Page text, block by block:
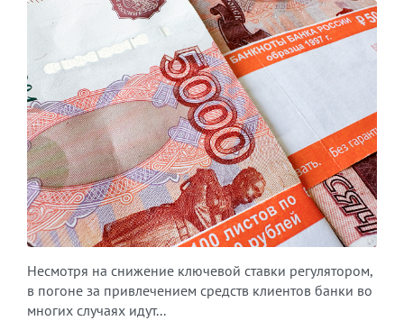
Несмотря на снижение ключевой ставки регулятором,
в погоне за привлечением средств клиентов банки во
многих случаях идут...